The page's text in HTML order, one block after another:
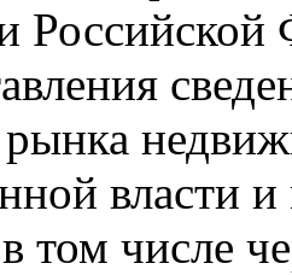
Российской
власти
том числе